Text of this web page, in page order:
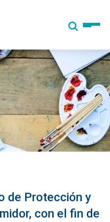
de Protección y
con el fin de